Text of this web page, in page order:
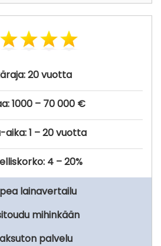
20 vuotta
1000 – 70 000 €
aika: 1 – 20 vuotta
4 – 20%
lainavertailu
mihinkään
palvelu